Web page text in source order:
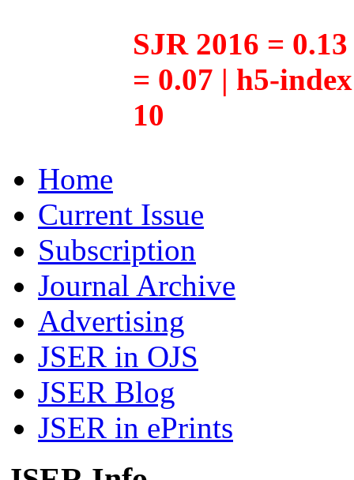
SJR 2016 =
= 0.07 | h5-
10
Home
Current Issue
Subscription
Journal Archive
Advertising
JSER in OJS
JSER Blog
JSER in ePrints